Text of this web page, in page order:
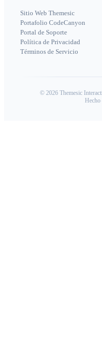
Sitio Web Themesic
Portafolio CodeCanyon
Portal de Soporte
Política de Privacidad
Términos de Servicio
© 2026 Themesic
Hecho